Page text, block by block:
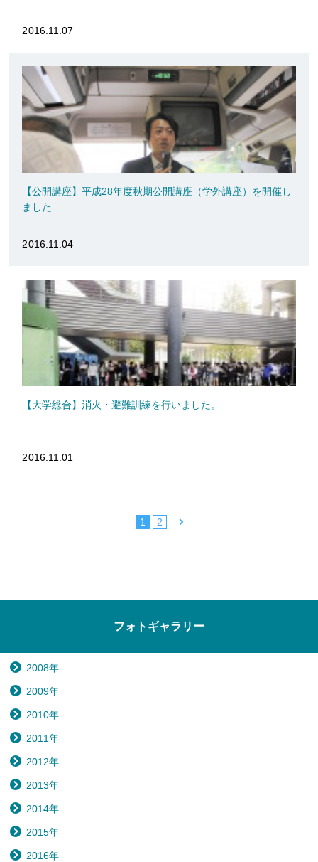
2016.11.07
【公開講座】平成28年度秋期公開講座（学外講座）を開催し
ました
2016.11.04
【大学総合】消火・避難訓練を行いました。
2016.11.01
1 2
フォトギャラリー
2008年
2009年
2010年
2011年
2012年
2013年
2014年
2015年
2016年